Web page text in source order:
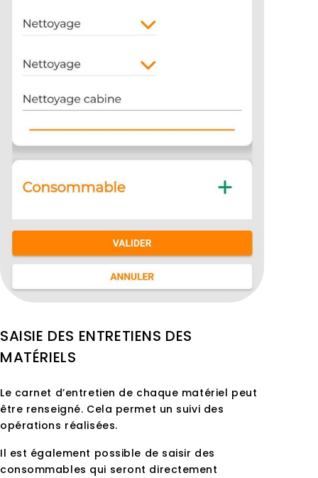
SAISIE DES ENTRETIENS DES
MATÉRIELS
Le carnet d’entretien de chaque matériel peut
être renseigné. Cela permet un suivi des
opérations réalisées.
Il est également possible de saisir des
consommables qui seront directement